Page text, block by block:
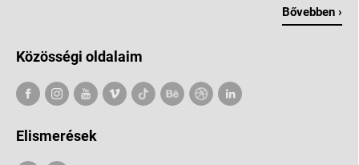
Bővebben ›
Közösségi oldalaim
Elismerések